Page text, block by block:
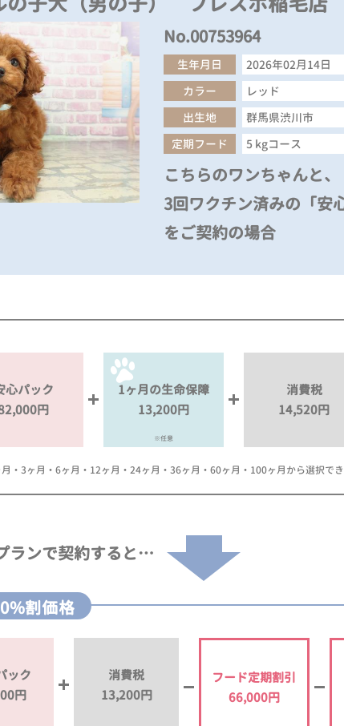
No.00753964
生年月日 2026年02月14日
カラー
レッド
出生地
群馬県渋川市
定期フード
5 kgコース
こちらのワンちゃんと、
3回ワクチン済みの「安
をご契約の場合
心パック
円
1ヶ月の生命保障
13,200円
※任意
消費税
14,520円
・3ヶ月・6ヶ月・12ヶ月・24ヶ月・36ヶ月・60ヶ月・100ヶ月から選択でき
ランで契約すると…
割価格
ック
円
消費税
13,200円
フード定期割引
66,000円